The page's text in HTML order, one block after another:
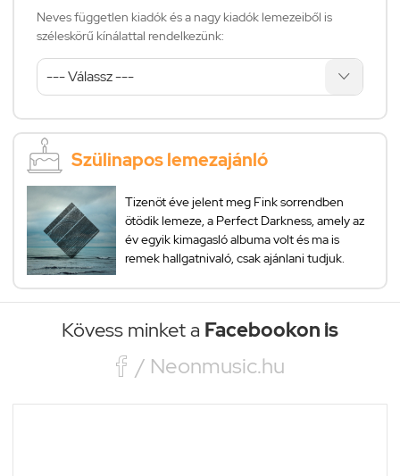
Neves független kiadók és a nagy kiadók lemezeiből is
széleskörű kínálattal rendelkezünk:
Szülinapos lemezajánló
Tizenöt éve jelent meg Fink sorrendben
ötödik lemeze, a Perfect Darkness, amely az
év egyik kimagasló albuma volt és ma is
remek hallgatnivaló, csak ajánlani tudjuk.
Kövess minket a Facebookon is
 / Neonmusic.hu